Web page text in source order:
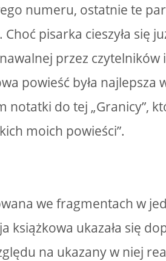
numeru, ostatnie te
pisarka cieszyła się
przez czytelników
powieść była najlepsza
notatki do tej „Granicy”,
moich powieści”.
we fragmentach w
książkowa ukazała się
na ukazany w niej